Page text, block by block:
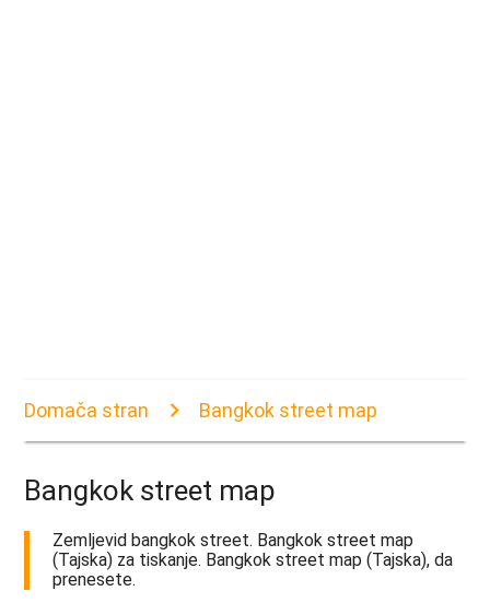
Domača stran Bangkok street map
Bangkok street map
Zemljevid bangkok street. Bangkok street map
(Tajska) za tiskanje. Bangkok street map (Tajska), da
prenesete.